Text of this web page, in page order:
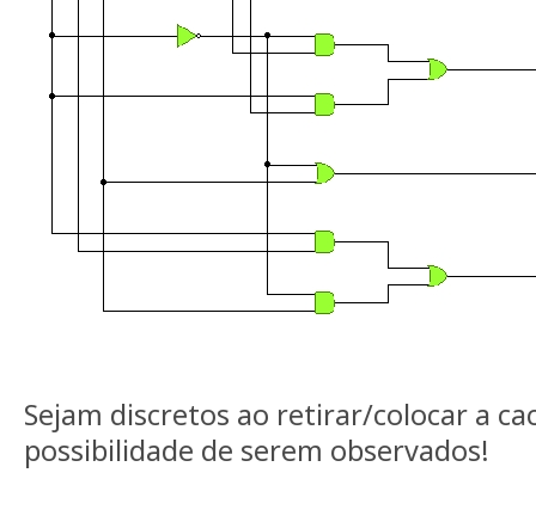
Sejam discretos ao retirar/colocar a
possibilidade de serem observados!